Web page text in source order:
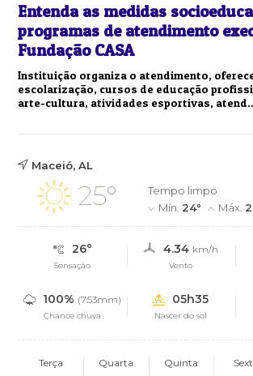
Entenda as medidas
programas de atendimento
Fundação CASA
Instituição organiza o atendimento,
escolarização, cursos de educação
arte-cultura, atividades esportivas,
Maceió, AL
25°
Tempo limpo
Mín. 24° Máx.
26°
Sensação
4.34 km/h
Vento
100% (7.53mm)
Chance chuva
05h35
Nascer do sol
Terça Quarta Quinta